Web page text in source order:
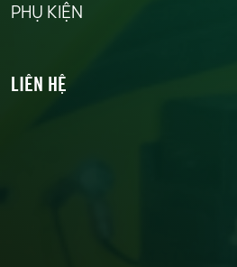
PHỤ KIỆN
LIÊN HỆ